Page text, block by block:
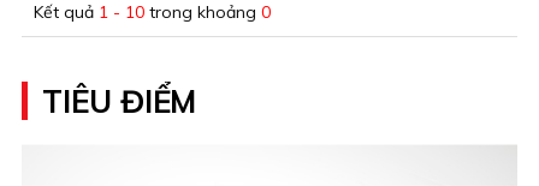
Kết quả 1 - 10 trong khoảng 0
TIÊU ĐIỂM